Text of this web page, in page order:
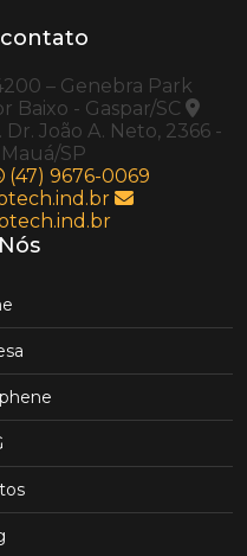
– Genebra Park
Baixo - Gaspar/SC
Dr. João A. Neto, 2366 -
SP
(47) 9676-0069